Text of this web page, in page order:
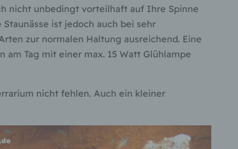
nicht unbedingt vorteilhaft auf Ihre Spinne
ist jedoch auch bei sehr
zur normalen Haltung ausreichend. Eine
Tag mit einer max. 15 Watt Glühlampe
nicht fehlen. Auch ein kleiner
Daten
sofern
und
die